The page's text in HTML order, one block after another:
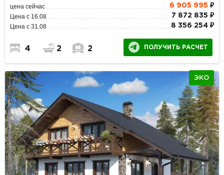
цена сейчас 6 905 995 ₽
Цена с 16.08 7 872 835 ₽
Цена с 31.08 8 356 254 ₽
4 2 2 ПОЛУЧИТЬ РАСЧЕТ
ЭКО